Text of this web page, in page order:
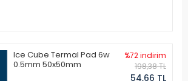
Ice Cube Termal Pad 6w
0.5mm 50x50mm
%72 indirim
198,38 TL
54,66 TL